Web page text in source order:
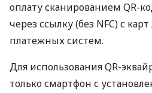
оплату сканированием QR-
через ссылку (без NFC) с
платежных систем.
Для использования QR-
только смартфон с